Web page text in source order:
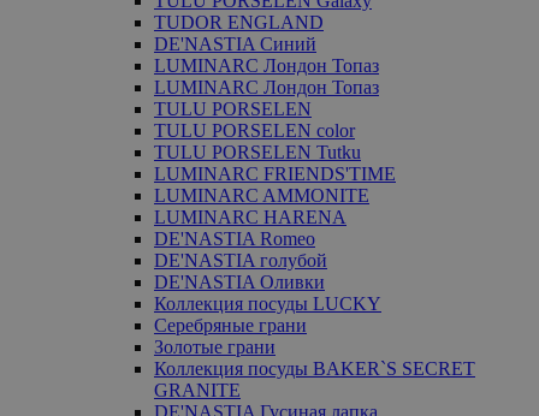
TUDOR ENGLAND
DE'NASTIA Синий
LUMINARC Лондон Топаз
LUMINARC Лондон Топаз
TULU PORSELEN
TULU PORSELEN color
TULU PORSELEN Tutku
LUMINARC FRIENDS'TIME
LUMINARC AMMONITE
LUMINARC HARENA
DE'NASTIA Romeo
DE'NASTIA голубой
DE'NASTIA Оливки
Коллекция посуды LUCKY
Серебряные грани
Золотые грани
Коллекция посуды BAKER`S SECRET
GRANITE
DE'NASTIA Гусиная лапка